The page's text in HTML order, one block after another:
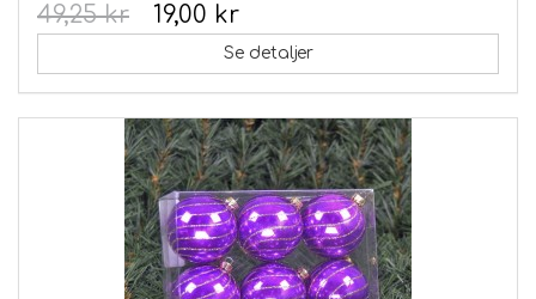
19,00 kr
49,25 kr
Se detaljer